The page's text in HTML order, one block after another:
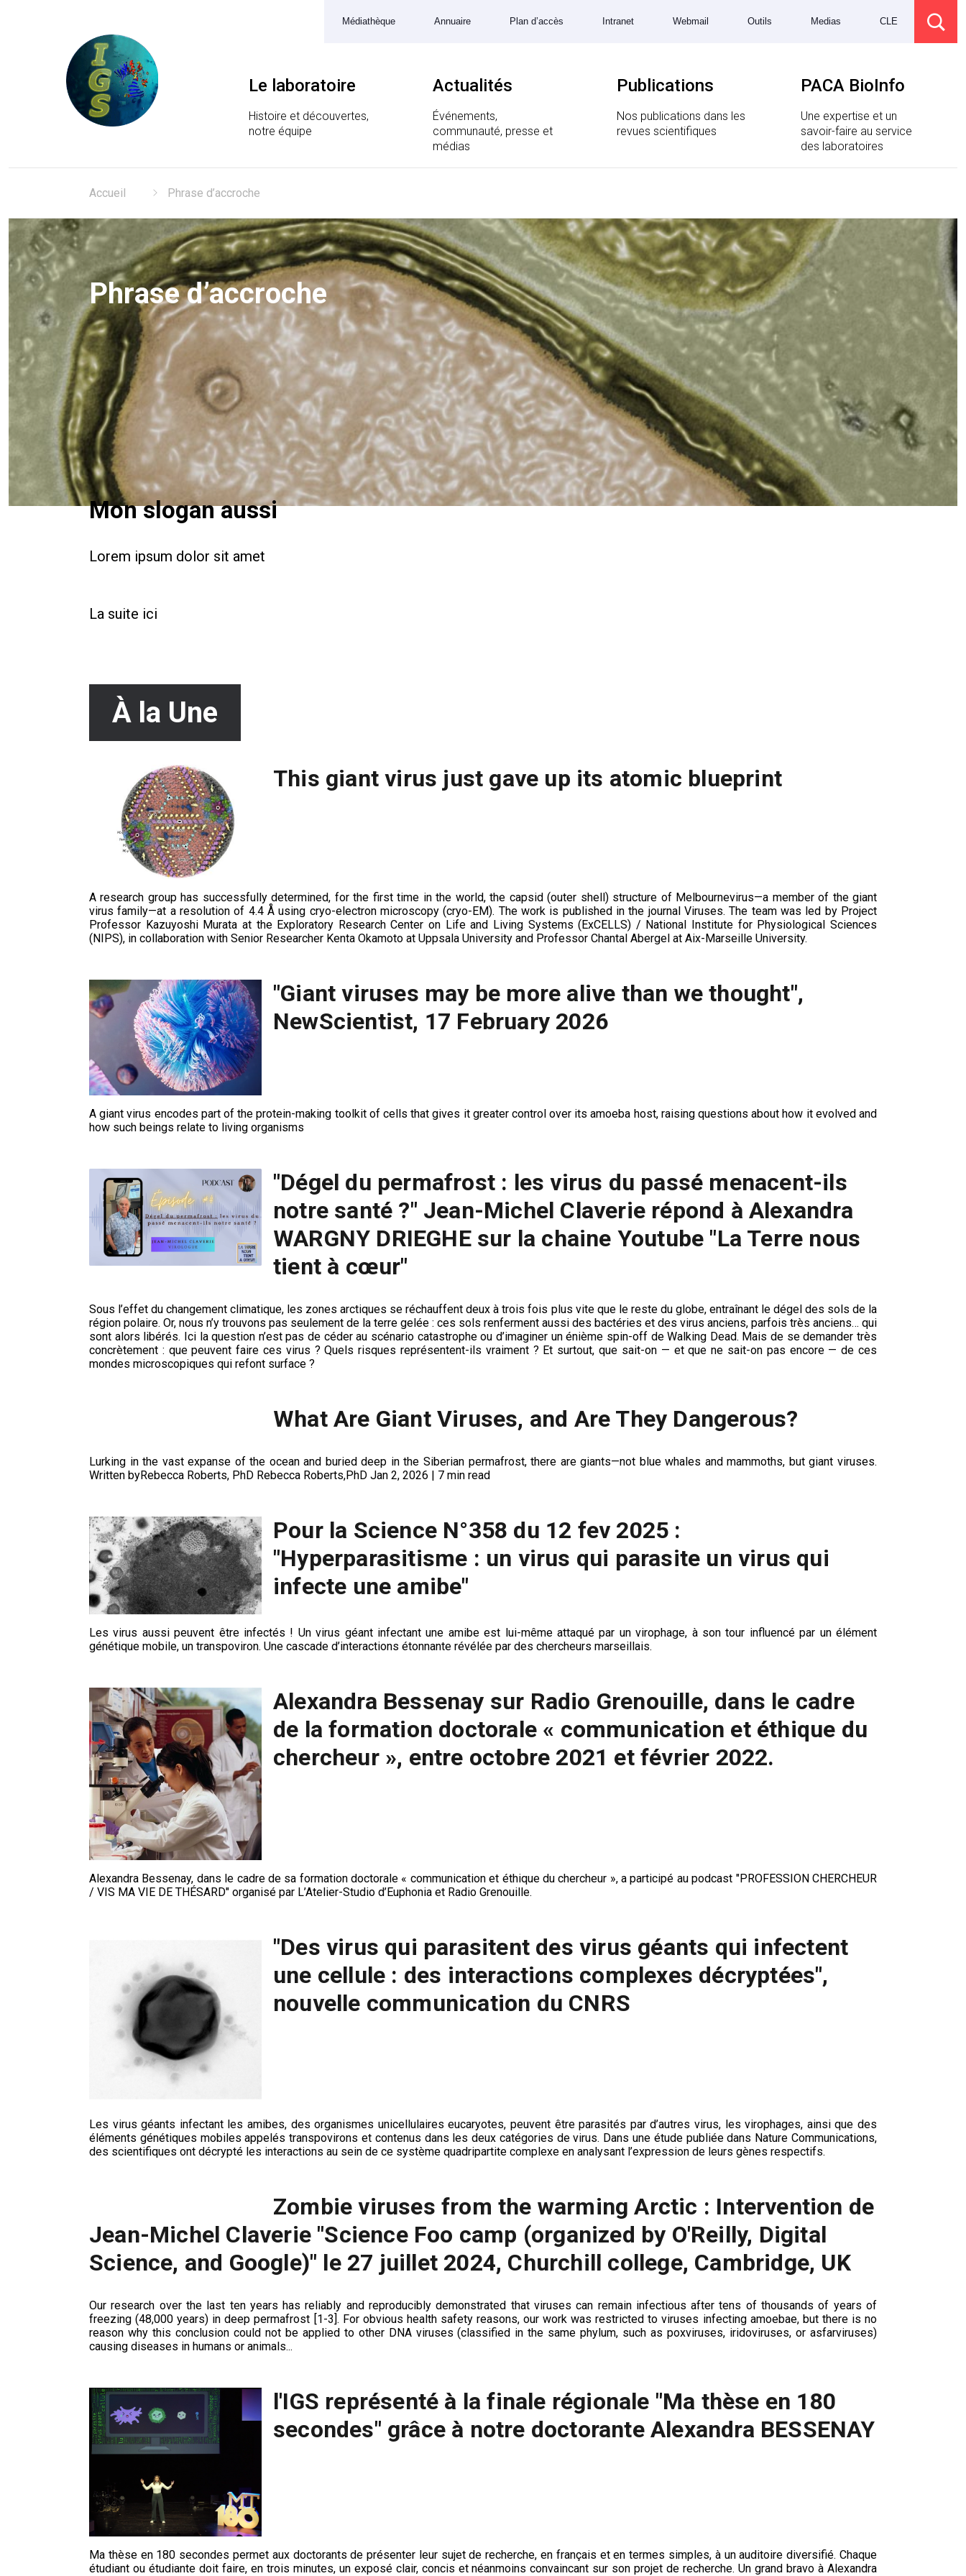
Laboratoire Information Génomique et Structurale
Médiathèque Annuaire Plan d’accès Intranet Webmail Outils Medias CLE
Le laboratoire
Histoire et découvertes,
notre équipe
Actualités
Événements,
communauté, presse et
médias
Publications
Nos publications dans les
revues scientifiques
PACA BioInfo
Une expertise et un
savoir-faire au service
des laboratoires
Accueil Phrase d’accroche
Phrase d’accroche
Mon slogan aussi
Lorem ipsum dolor sit amet
La suite ici
À la Une
This giant virus just gave up its atomic blueprint
A research group has successfully determined, for the first time in the world, the capsid (outer shell) structure of Melbournevirus—a member of the giant
virus family—at a resolution of 4.4 Å using cryo-electron microscopy (cryo-EM). The work is published in the journal Viruses. The team was led by Project
Professor Kazuyoshi Murata at the Exploratory Research Center on Life and Living Systems (ExCELLS) / National Institute for Physiological Sciences
(NIPS), in collaboration with Senior Researcher Kenta Okamoto at Uppsala University and Professor Chantal Abergel at Aix-Marseille University.
"Giant viruses may be more alive than we thought",
NewScientist, 17 February 2026
A giant virus encodes part of the protein-making toolkit of cells that gives it greater control over its amoeba host, raising questions about how it evolved and
how such beings relate to living organisms
"Dégel du permafrost : les virus du passé menacent-ils
notre santé ?" Jean-Michel Claverie répond à Alexandra
WARGNY DRIEGHE sur la chaine Youtube "La Terre nous
tient à cœur"
Sous l’effet du changement climatique, les zones arctiques se réchauffent deux à trois fois plus vite que le reste du globe, entraînant le dégel des sols de la
région polaire. Or, nous n’y trouvons pas seulement de la terre gelée : ces sols renferment aussi des bactéries et des virus anciens, parfois très anciens… qui
sont alors libérés. Ici la question n’est pas de céder au scénario catastrophe ou d’imaginer un énième spin-off de Walking Dead. Mais de se demander très
concrètement : que peuvent faire ces virus ? Quels risques représentent-ils vraiment ? Et surtout, que sait-on — et que ne sait-on pas encore — de ces
mondes microscopiques qui refont surface ?
What Are Giant Viruses, and Are They Dangerous?
Lurking in the vast expanse of the ocean and buried deep in the Siberian permafrost, there are giants—not blue whales and mammoths, but giant viruses.
Written byRebecca Roberts, PhD Rebecca Roberts,PhD Jan 2, 2026 | 7 min read
Pour la Science N°358 du 12 fev 2025 :
"Hyperparasitisme : un virus qui parasite un virus qui
infecte une amibe"
Les virus aussi peuvent être infectés ! Un virus géant infectant une amibe est lui-même attaqué par un virophage, à son tour influencé par un élément
génétique mobile, un transpoviron. Une cascade d’interactions étonnante révélée par des chercheurs marseillais.
Alexandra Bessenay sur Radio Grenouille, dans le cadre
de la formation doctorale « communication et éthique du
chercheur », entre octobre 2021 et février 2022.
Alexandra Bessenay, dans le cadre de sa formation doctorale « communication et éthique du chercheur », a participé au podcast "PROFESSION CHERCHEUR
/ VIS MA VIE DE THÉSARD" organisé par L’Atelier-Studio d’Euphonia et Radio Grenouille.
"Des virus qui parasitent des virus géants qui infectent
une cellule : des interactions complexes décryptées",
nouvelle communication du CNRS
Les virus géants infectant les amibes, des organismes unicellulaires eucaryotes, peuvent être parasités par d’autres virus, les virophages, ainsi que des
éléments génétiques mobiles appelés transpovirons et contenus dans les deux catégories de virus. Dans une étude publiée dans Nature Communications,
des scientifiques ont décrypté les interactions au sein de ce système quadripartite complexe en analysant l’expression de leurs gènes respectifs.
Zombie viruses from the warming Arctic : Intervention de
Jean-Michel Claverie "Science Foo camp (organized by O'Reilly, Digital
Science, and Google)" le 27 juillet 2024, Churchill college, Cambridge, UK
Our research over the last ten years has reliably and reproducibly demonstrated that viruses can remain infectious after tens of thousands of years of
freezing (48,000 years) in deep permafrost [1-3]. For obvious health safety reasons, our work was restricted to viruses infecting amoebae, but there is no
reason why this conclusion could not be applied to other DNA viruses (classified in the same phylum, such as poxviruses, iridoviruses, or asfarviruses)
causing diseases in humans or animals...
l'IGS représenté à la finale régionale "Ma thèse en 180
secondes" grâce à notre doctorante Alexandra BESSENAY
Ma thèse en 180 secondes permet aux doctorants de présenter leur sujet de recherche, en français et en termes simples, à un auditoire diversifié. Chaque
étudiant ou étudiante doit faire, en trois minutes, un exposé clair, concis et néanmoins convaincant sur son projet de recherche. Un grand bravo à Alexandra